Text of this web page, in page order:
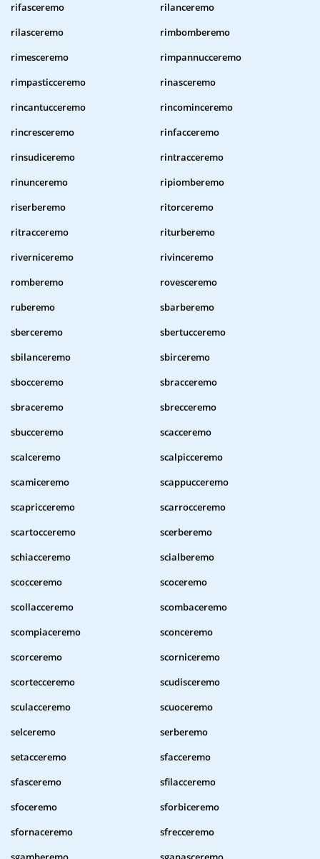
rifasceremo
rilanceremo
rilasceremo
rimbomberemo
rimesceremo
rimpannucceremo
rimpasticceremo
rinasceremo
rincantucceremo
rincominceremo
rincresceremo
rinfacceremo
rinsudiceremo
rintracceremo
rinunceremo
ripiomberemo
riserberemo
ritorceremo
ritracceremo
riturberemo
riverniceremo
rivinceremo
romberemo
rovesceremo
ruberemo
sbarberemo
sberceremo
sbertucceremo
sbilanceremo
sbirceremo
sbocceremo
sbracceremo
sbraceremo
sbrecceremo
sbucceremo
scacceremo
scalceremo
scalpicceremo
scamiceremo
scappucceremo
scapricceremo
scarrocceremo
scartocceremo
scerberemo
schiacceremo
scialberemo
scocceremo
scoceremo
scollacceremo
scombaceremo
scompiaceremo
sconceremo
scorceremo
scorniceremo
scortecceremo
scudisceremo
sculacceremo
scuoceremo
selceremo
serberemo
setacceremo
sfacceremo
sfasceremo
sfilacceremo
sfoceremo
sforbiceremo
sfornaceremo
sfrecceremo